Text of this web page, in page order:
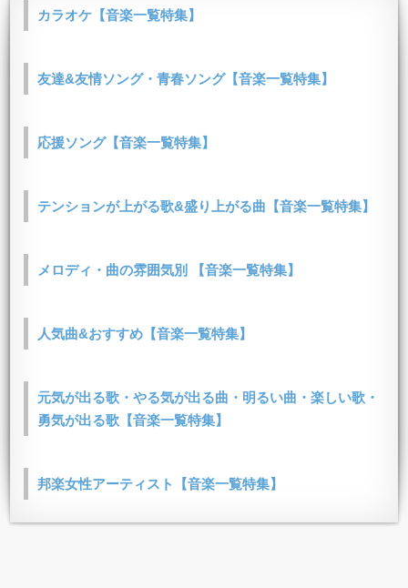
カラオケ【音楽一覧特集】
友達&友情ソング・青春ソング【音楽一覧特集】
応援ソング【音楽一覧特集】
テンションが上がる歌&盛り上がる曲【音楽一覧特集】
メロディ・曲の雰囲気別 【音楽一覧特集】
人気曲&おすすめ【音楽一覧特集】
元気が出る歌・やる気が出る曲・明るい曲・楽しい歌・
勇気が出る歌【音楽一覧特集】
邦楽女性アーティスト【音楽一覧特集】